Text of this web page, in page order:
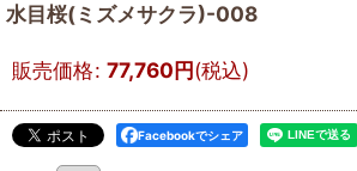
水目桜(ミズメサクラ)-008
販売価格: 77,760円(税込)
Facebookでシェア